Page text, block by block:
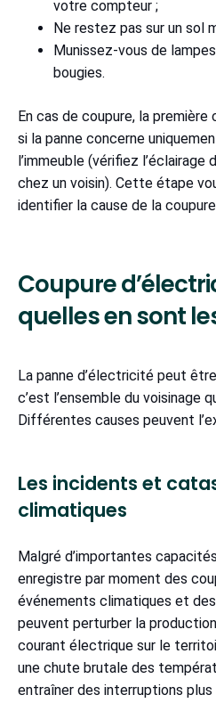
votre compteur ;
Ne restez pas sur un sol
Munissez-vous de
bougies.
En cas de coupure, la
si la panne concerne
l’immeuble (vérifiez l’éclairage
chez un voisin). Cette étape
identifier la cause de la
Coupure
quelles en sont
La panne d’électricité peut
c’est l’ensemble du voisinage
Différentes causes peuvent
Les incidents et
climatiques
Malgré d’importantes
enregistre par moment des
événements climatiques et
peuvent perturber la
courant électrique sur le
une chute brutale des
entraîner des interruptions plus